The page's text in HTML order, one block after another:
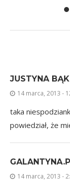
JUSTYNA BĄK
14 marca, 2013 -
taka
powiedział, że
14 marca, 2013 -